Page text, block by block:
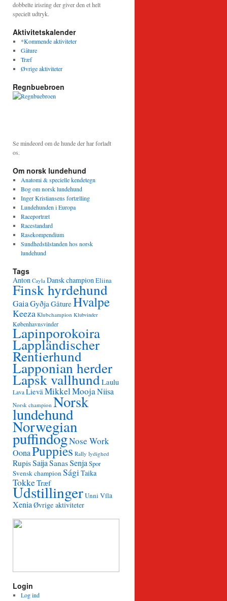
dobbelte irisring der giver den et helt
specielt udtryk.
Aktivitetskalender
*Kommende aktiviteter
Gåture
Træf
Øvrige aktiviteter
Regnbuebroen
Se mindeord om de hunde der har forladt
os.
Om norsk lundehund
Anatomi & specielle kendetegn
Bog om norsk lundehund
Inger Kristiansens fortælling
Lundehunden i Europa
Raceportræt
Racestandard
Rasekompendium
Sundhedstilstanden hos norsk
lundehund
Tags
Anton Cayla Dansk championEliina
Finsk hyrdehund
GaiaGyðjaGåture Hvalpe
Keeza Klubchampion Klubvinder
Københavnsvinder
Lapinporokoira
Lappländischer
Rentierhund
Lapponian herder
Lapsk vallhundLaulu
Lava LieväMikkelMoojaNiisa
Norsk champion Norsk
lundehund
Norwegian
puffindogNose Work
OonaPuppies Rally lydighed
RupisSaija SanasSenjaSpor
Svensk championSágiTaika
TokkeTræf
UdstillingerUnni Víla
Xenia Øvrige aktiviteter
Login
Log ind